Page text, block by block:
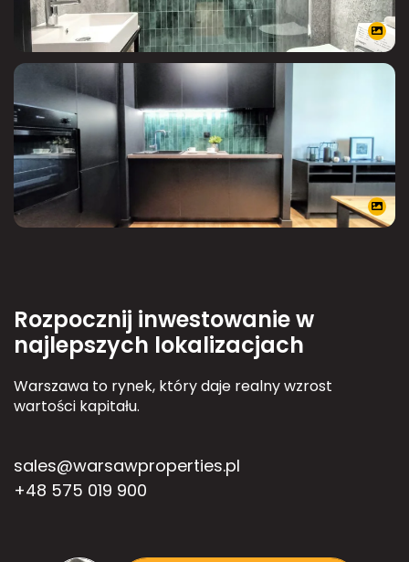
Rozpocznij inwestowanie w
najlepszych lokalizacjach
Warszawa to rynek, który daje realny wzrost
wartości kapitału.
sales@warsawproperties.pl
+48 575 019 900